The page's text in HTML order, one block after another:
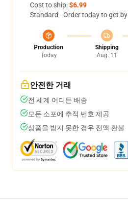
Cost to ship:$6.99
Standard - Order today to get by
Production
Today
Shipping
Aug. 11
안전한 거래
전 세계 어디든 배송
모든 소포에 추적 번호 제공
상품을 받지 못한 경우 전액 환불